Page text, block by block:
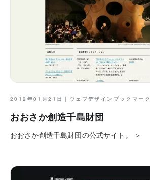
2012年01月21日｜ ウェブデザインブックマーク
おおさか創造千島財団
おおさか創造千島財団の公式サイト。 ＞